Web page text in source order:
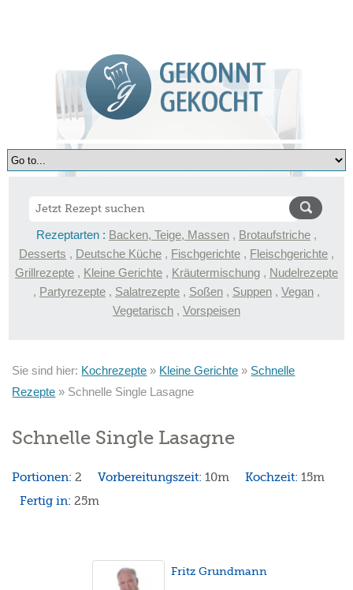
Rezeptarten : Backen, Teige, Massen , Brotaufstriche ,
Desserts , Deutsche Küche , Fischgerichte , Fleischgerichte ,
Grillrezepte , Kleine Gerichte , Kräutermischung , Nudelrezepte
, Partyrezepte , Salatrezepte , Soßen , Suppen , Vegan ,
Vegetarisch , Vorspeisen
Sie sind hier: Kochrezepte » Kleine Gerichte » Schnelle
Rezepte » Schnelle Single Lasagne
Schnelle Single Lasagne
Portionen:2 Vorbereitungszeit:10m Kochzeit:15m
Fertig in:25m
Fritz Grundmann